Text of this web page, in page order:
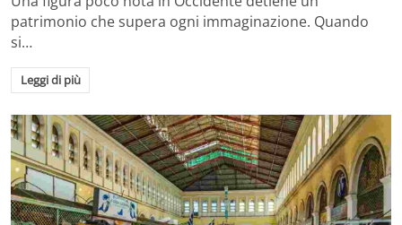
patrimonio che supera ogni immaginazione. Quando
si…
Leggi di più